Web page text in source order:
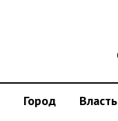
Город Власть